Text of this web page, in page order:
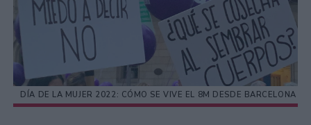
DÍA DE LA MUJER 2022: CÓMO SE VIVE EL 8M DESDE BARCELONA